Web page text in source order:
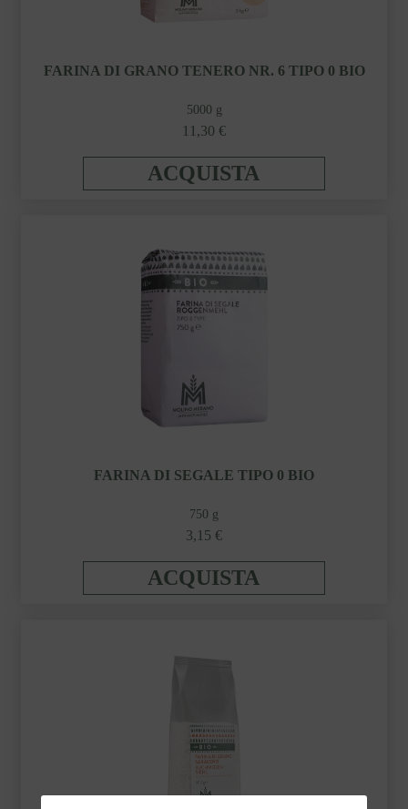
FARINA DI GRANO TENERO NR. 6 TIPO 0 BIO
5000 g
11,30 €
ACQUISTA
FARINA DI SEGALE TIPO 0 BIO
750 g
3,15 €
ACQUISTA